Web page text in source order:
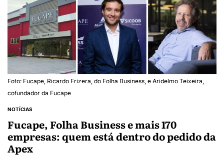
Foto: Fucape, Ricardo Frizera, do Folha Business, e Aridelmo Teixeira,
cofundador da Fucape
NOTÍCIAS
Fucape, Folha Business e mais 170
empresas: quem está dentro do pedido da
Apex